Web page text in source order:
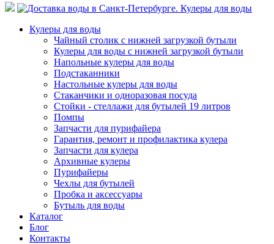
Кулеры для воды
Чайный столик с нижней загрузкой бутыли
Кулеры для воды с нижней загрузкой бутыли
Напольные кулеры для воды
Подстаканники
Настольные кулеры для воды
Стаканчики и одноразовая посуда
Стойки - стеллажи для бутылей 19 литров
Помпы
Запчасти для пурифайера
Гарантия, ремонт и профилактика кулера
Запчасти для кулера
Архивные кулеры
Пурифайеры
Чехлы для бутылей
Пробка и аксессуары
Бутыль для воды
Каталог
Блог
Контакты